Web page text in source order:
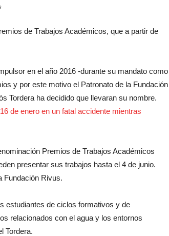
de Trabajos Académicos, que a partir de
en el año 2016 -durante su mandato como
y por este motivo el Patronato de la Fundación
Tordera ha decidido que llevaran su nombre.
de enero en un fatal accidente mientras
Premios de Trabajos Académicos
presentar sus trabajos hasta el 4 de junio.
Fundación Rivus.
estudiantes de ciclos formativos y de
relacionados con el agua y los entornos
Tordera.